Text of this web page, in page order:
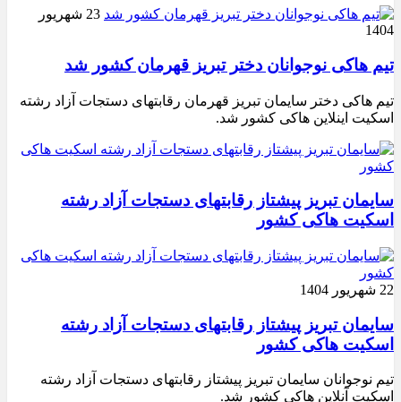
23 شهریور
1404
تیم هاکی نوجوانان دختر تبریز قهرمان کشور شد
تیم هاکی دختر سایمان تبریز قهرمان رقابتهای دستجات آزاد رشته
اسکیت اینلاین هاکی کشور شد.
سایمان تبریز پیشتاز رقابتهای دستجات آزاد رشته
اسکیت هاکی کشور
22 شهریور 1404
سایمان تبریز پیشتاز رقابتهای دستجات آزاد رشته
اسکیت هاکی کشور
تیم نوجوانان سایمان تبریز پیشتاز رقابتهای دستجات آزاد رشته
اسکیت آنلاین هاکی کشور شد.